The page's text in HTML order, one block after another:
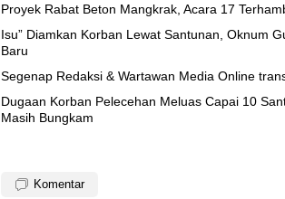
Proyek Rabat Beton Mangkrak, Acara 17
‎Isu” Diamkan Korban Lewat Santunan, Oknum
Baru
Segenap Redaksi & Wartawan Media Online
‎Dugaan Korban Pelecehan Meluas Capai 10
Masih Bungkam
Komentar